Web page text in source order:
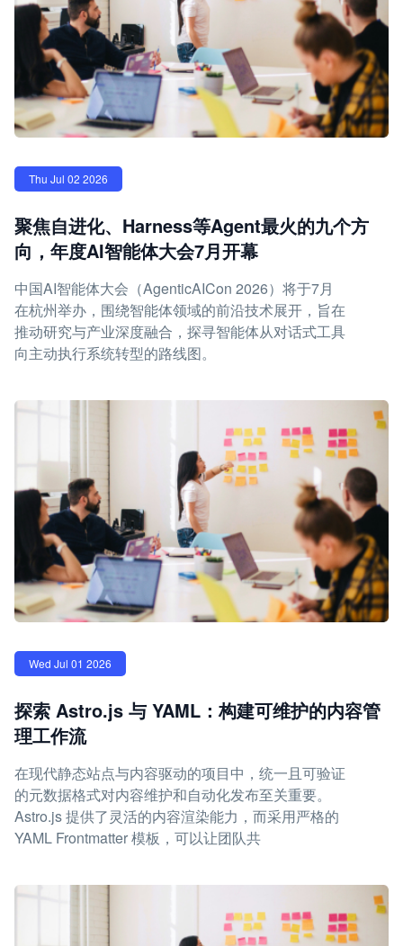
Thu Jul 02 2026
聚焦自进化、Harness等Agent最火的九个方
向，年度AI智能体大会7月开幕
中国AI智能体大会（AgenticAICon 2026）将于7月
在杭州举办，围绕智能体领域的前沿技术展开，旨在
推动研究与产业深度融合，探寻智能体从对话式工具
向主动执行系统转型的路线图。
Wed Jul 01 2026
探索 Astro.js 与 YAML：构建可维护的内容管
理工作流
在现代静态站点与内容驱动的项目中，统一且可验证
的元数据格式对内容维护和自动化发布至关重要。
Astro.js 提供了灵活的内容渲染能力，而采用严格的
YAML Frontmatter 模板，可以让团队共